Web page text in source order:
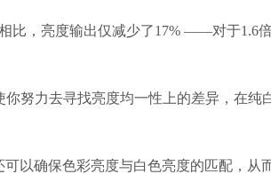
，亮度输出仅减少了17% ——对于1.6
努力去寻找亮度均一性上的差异，在纯
以确保色彩亮度与白色亮度的匹配，从